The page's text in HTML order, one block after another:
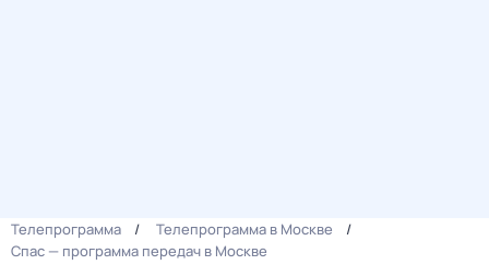
Телепрограмма
Телепрограмма в Москве
Спас — программа передач в Москве